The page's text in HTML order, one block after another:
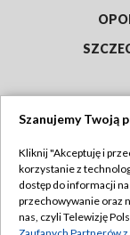
Abonament
Emisja w TVP
Szanujemy Twoją
Kliknij "Akceptuję i
korzystanie z
dostęp do informacji
przechowywanie oraz
nas, czyli Telewizję